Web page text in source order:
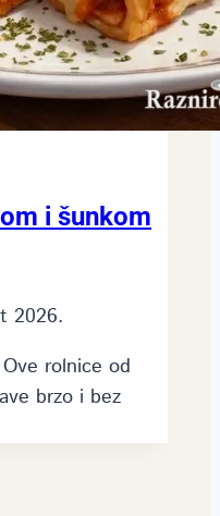
i šunkom
2026.
rolnice od
brzo i bez